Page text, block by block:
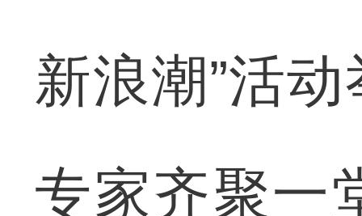
新浪潮”活
专家齐聚一